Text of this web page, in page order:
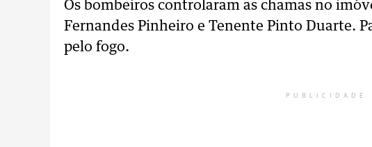
Os bombeiros controlaram as chamas no
Fernandes Pinheiro e Tenente Pinto Duarte.
pelo fogo.
PUBLICIDADE